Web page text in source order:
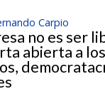
Carpio
no es ser
abierta a los